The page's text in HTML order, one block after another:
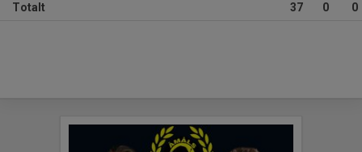
Totalt 37 0 0